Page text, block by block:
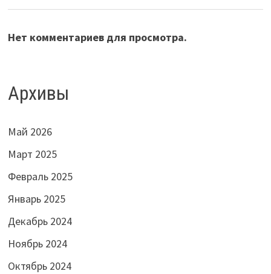
Нет комментариев для просмотра.
Архивы
Май 2026
Март 2025
Февраль 2025
Январь 2025
Декабрь 2024
Ноябрь 2024
Октябрь 2024